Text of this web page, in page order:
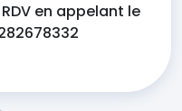
en appelant le